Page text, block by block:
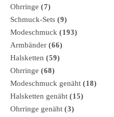
Ohrringe (7)
Schmuck-Sets (9)
Modeschmuck (193)
Armbänder (66)
Halsketten (59)
Ohrringe (68)
Modeschmuck genäht (18)
Halsketten genäht (15)
Ohrringe genäht (3)